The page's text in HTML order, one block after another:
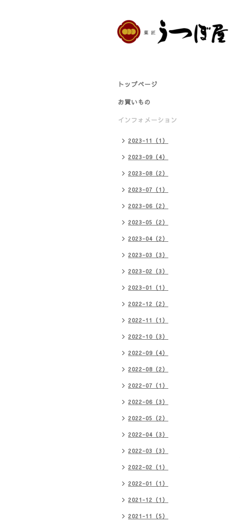
トップページ
お買いもの
インフォメーション
2023-11（1）
2023-09（4）
2023-08（2）
2023-07（1）
2023-06（2）
2023-05（2）
2023-04（2）
2023-03（3）
2023-02（3）
2023-01（1）
2022-12（2）
2022-11（1）
2022-10（3）
2022-09（4）
2022-08（2）
2022-07（1）
2022-06（3）
2022-05（2）
2022-04（3）
2022-03（3）
2022-02（1）
2022-01（1）
2021-12（1）
2021-11（5）